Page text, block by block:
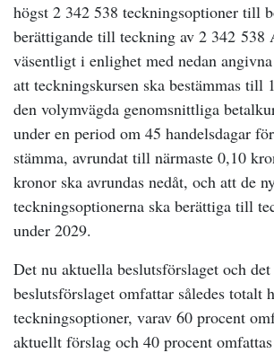
högst 2 342 538 teckningsoptioner till
berättigande till teckning av 2 342
väsentligt i enlighet med nedan
att teckningskursen ska bestämmas till
den volymvägda genomsnittliga
under en period om 45 handelsdagar
stämma, avrundat till närmaste 0,10
kronor ska avrundas nedåt, och att de
teckningsoptionerna ska berättiga till
under 2029.
Det nu aktuella beslutsförslaget och
beslutsförslaget omfattar således totalt
teckningsoptioner, varav 60 procent
aktuellt förslag och 40 procent omfattas